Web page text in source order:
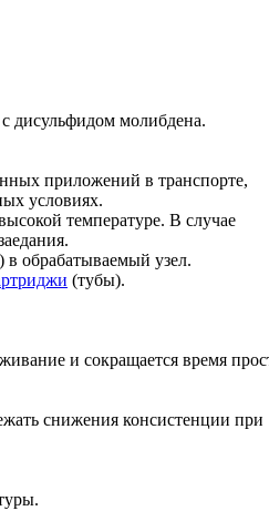
дисульфидом молибдена.
приложений в транспорте,
условиях.
температуре. В случае
в обрабатываемый узел.
(тубы).
и сокращается время
снижения консистенции при